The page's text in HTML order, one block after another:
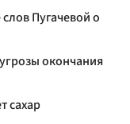
Пугачевой о
окончания
сахар